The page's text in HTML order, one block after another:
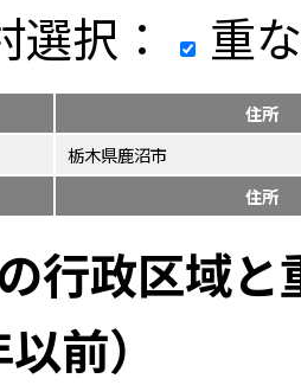
選択：
重
住所
栃木県鹿沼市
住所
行政区域
前）